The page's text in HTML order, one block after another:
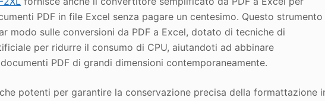
PDF in file Excel senza pagare un centesimo. Questo strumento
modo sulle conversioni da PDF a Excel, dotato di tecniche di
per ridurre il consumo di CPU, aiutandoti ad abbinare
PDF di grandi dimensioni contemporaneamente.
potenti per garantire la conservazione precisa della formattazione